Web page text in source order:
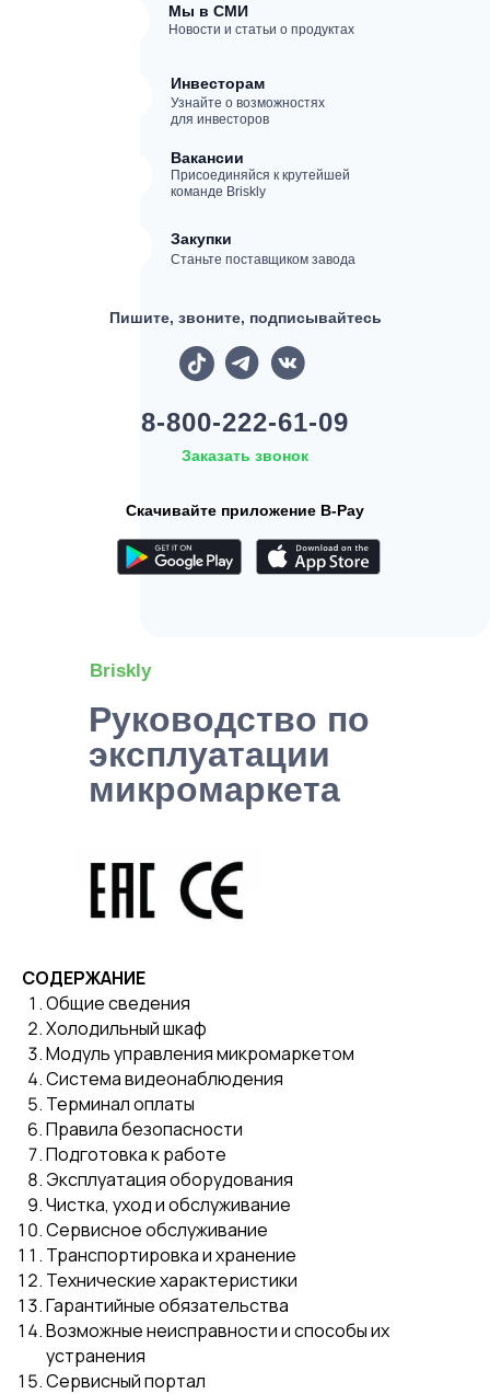
8-800-222-61-09
Скачивайте приложение B-Pay
Пишите, звоните, подписывайтесь
Заказать звонок
Новости и статьи о продуктах
Мы в СМИ
Узнайте о возможностях
для инвесторов
Инвесторам
Присоединяйся к крутейшей
команде Briskly
Вакансии
Станьте поставщиком завода
Закупки
Руководство по
эксплуатации
микромаркета
Briskly
СОДЕРЖАНИЕ
Общие сведения
Холодильный шкаф
Модуль управления микромаркетом
Система видеонаблюдения
Терминал оплаты
Правила безопасности
Подготовка к работе
Эксплуатация оборудования
Чистка, уход и обслуживание
Сервисное обслуживание
Транспортировка и хранение
Технические характеристики
Гарантийные обязательства
Возможные неисправности и способы их
устранения
Сервисный портал